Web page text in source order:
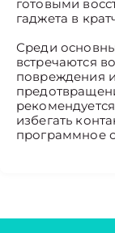
готовыми
гаджета в
Среди
встречаются
повреждения
избегать
программное